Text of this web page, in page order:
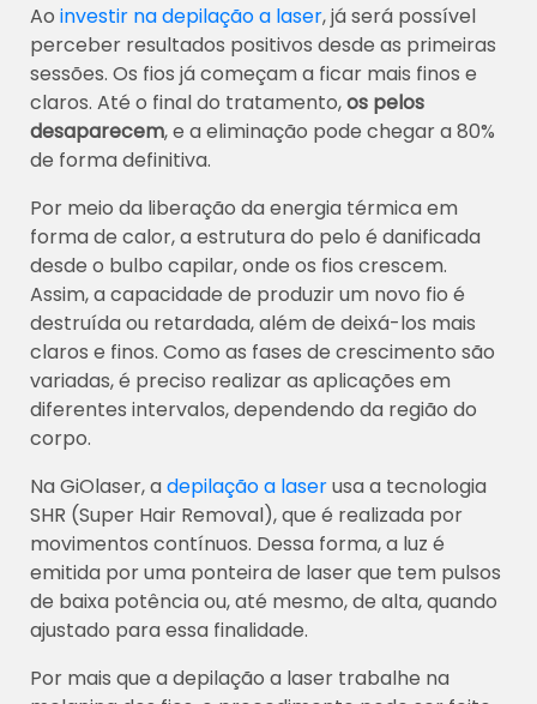
Ao investir na depilação a laser, já será possível
perceber resultados positivos desde as primeiras
sessões. Os fios já começam a ficar mais finos e
claros. Até o final do tratamento,os pelos
desaparecem, e a eliminação pode chegar a 80%
de forma definitiva.
Por meio da liberação da energia térmica em
forma de calor, a estrutura do pelo é danificada
desde o bulbo capilar, onde os fios crescem.
Assim, a capacidade de produzir um novo fio é
destruída ou retardada, além de deixá-los mais
claros e finos. Como as fases de crescimento são
variadas, é preciso realizar as aplicações em
diferentes intervalos, dependendo da região do
corpo.
Na GiOlaser, adepilação a laserusa a tecnologia
SHR (Super Hair Removal), que é realizada por
movimentos contínuos. Dessa forma, a luz é
emitida por uma ponteira de laser que tem pulsos
de baixa potência ou, até mesmo, de alta, quando
ajustado para essa finalidade.
Por mais que a depilação a laser trabalhe na